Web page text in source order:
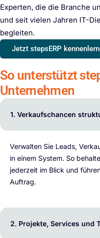
Experten, die die Branche
und seit vielen Jahren IT-
begleiten.
Jetzt stepsERP
So unterstützt
Unternehmen
1. Verkaufschancen
Verwalten Sie Leads,
in einem System. So
jederzeit im Blick und
Auftrag.
2. Projekte, Services und